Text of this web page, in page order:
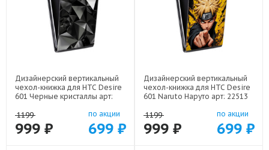
Дизайнерский вертикальный
чехол-книжка для HTC Desire
601 Черные кристаллы арт:
1199
999 ₽
по акции
699 ₽
Дизайнерский вертикальный
чехол-книжка для HTC Desire
601 Naruto Наруто арт: 22513
1199
999 ₽
по акции
699 ₽